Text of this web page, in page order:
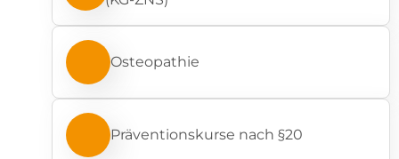
Osteopathie
Präventionskurse nach §20